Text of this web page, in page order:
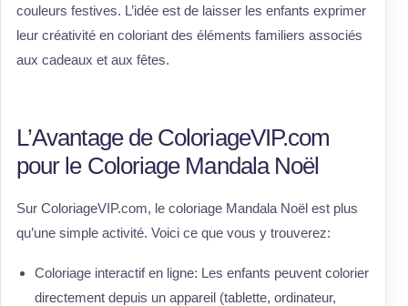
couleurs festives. L’idée est de laisser les enfants exprimer
leur créativité en coloriant des éléments familiers associés
aux cadeaux et aux fêtes.
L’Avantage de ColoriageVIP.com
pour le Coloriage Mandala Noël
Sur ColoriageVIP.com, le coloriage Mandala Noël est plus
qu’une simple activité. Voici ce que vous y trouverez:
Coloriage interactif en ligne: Les enfants peuvent colorier
directement depuis un appareil (tablette, ordinateur,